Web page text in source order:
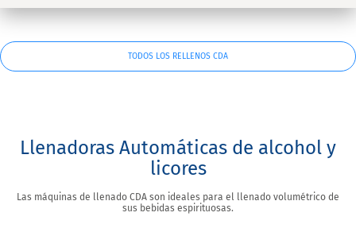
TODOS LOS RELLENOS CDA
Llenadoras Automáticas de alcohol y
licores
Las máquinas de llenado CDA son ideales para el llenado volumétrico de
sus bebidas espirituosas.